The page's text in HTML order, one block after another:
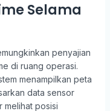
Selama
penyajian
di ruang operasi.
menampilkan peta
data sensor
melihat posisi